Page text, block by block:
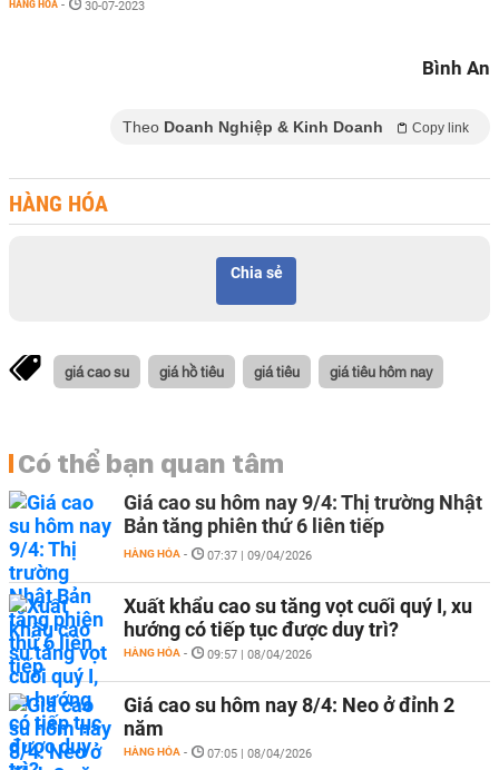
HÀNG HÓA - 30-07-2023
Bình An
Theo Doanh Nghiệp & Kinh Doanh Copy link
HÀNG HÓA
Chia sẻ
giá cao su giá hồ tiêu giá tiêu giá tiêu hôm nay
Có thể bạn quan tâm
Giá cao su hôm nay 9/4: Thị trường Nhật
Bản tăng phiên thứ 6 liên tiếp
HÀNG HÓA - 07:37 | 09/04/2026
Xuất khẩu cao su tăng vọt cuối quý I, xu
hướng có tiếp tục được duy trì?
HÀNG HÓA - 09:57 | 08/04/2026
Giá cao su hôm nay 8/4: Neo ở đỉnh 2
năm
HÀNG HÓA - 07:05 | 08/04/2026